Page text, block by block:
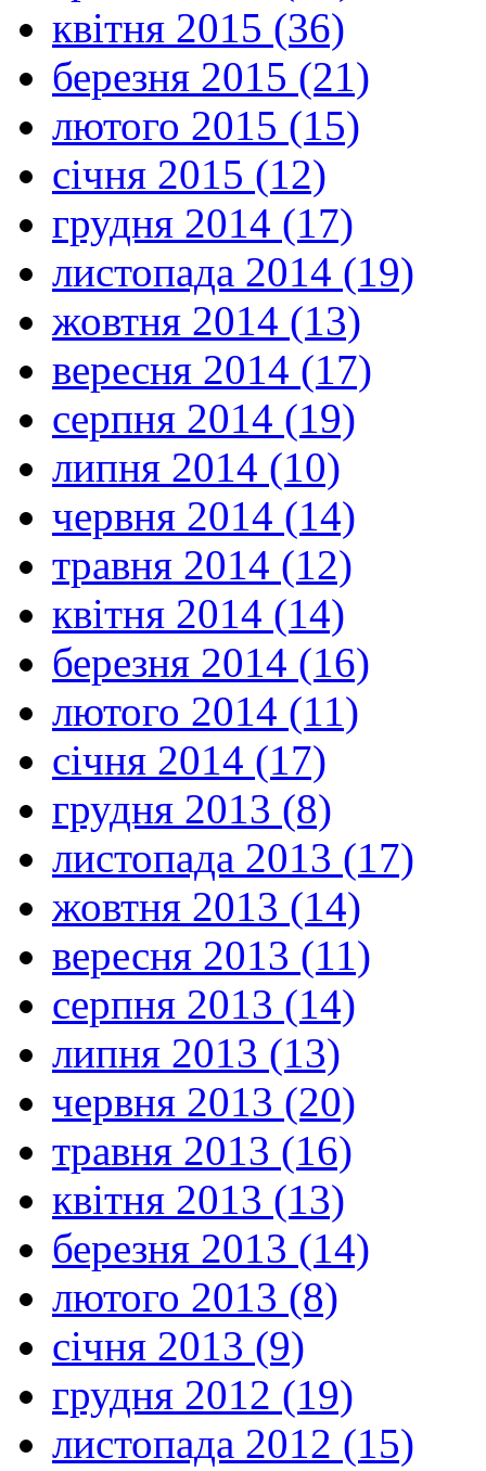
квітня 2015 (36)
березня 2015 (21)
лютого 2015 (15)
січня 2015 (12)
грудня 2014 (17)
листопада 2014 (19)
жовтня 2014 (13)
вересня 2014 (17)
серпня 2014 (19)
липня 2014 (10)
червня 2014 (14)
травня 2014 (12)
квітня 2014 (14)
березня 2014 (16)
лютого 2014 (11)
січня 2014 (17)
грудня 2013 (8)
листопада 2013 (17)
жовтня 2013 (14)
вересня 2013 (11)
серпня 2013 (14)
липня 2013 (13)
червня 2013 (20)
травня 2013 (16)
квітня 2013 (13)
березня 2013 (14)
лютого 2013 (8)
січня 2013 (9)
грудня 2012 (19)
листопада 2012 (15)